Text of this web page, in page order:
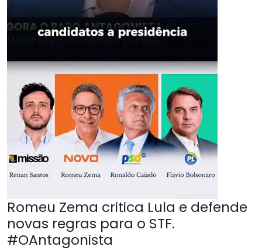
Romeu Zema critica Lula e defende
novas regras para o STF.
#OAntagonista